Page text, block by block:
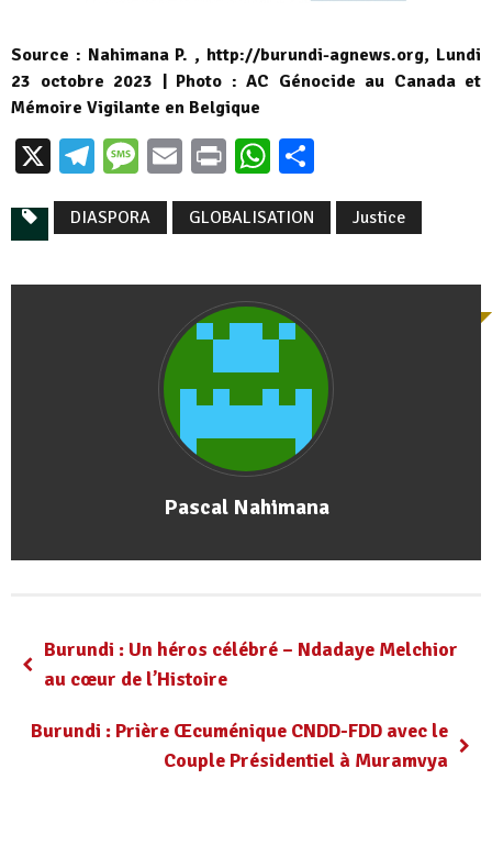
Source : Nahimana P. , http://burundi-agnews.org, Lundi
23 octobre 2023 | Photo : AC Génocide au Canada et
Mémoire Vigilante en Belgique
X Telegram
Message
EmailPrintWhatsApp
DIASPORA GLOBALISATION Justice
Pascal Nahimana
Burundi : Un héros célébré – Ndadaye Melchior
au cœur de l’Histoire
Burundi : Prière Œcuménique CNDD-FDD avec le
Couple Présidentiel à Muramvya